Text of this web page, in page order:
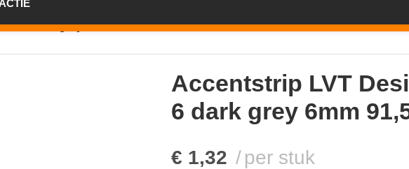
20-6 dark grey 6mm 91,5cm F206
Accentstrip LVT
6 dark grey 6mm
€ 1,32 per stuk